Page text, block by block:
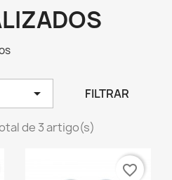
 FILTRAR
de 3 artigo(s)
favorite_border